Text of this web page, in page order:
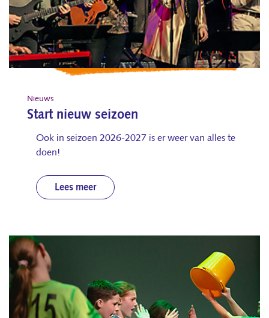
Nieuws
Start nieuw seizoen
Ook in seizoen 2026-2027 is er weer van alles te
doen!
Lees meer